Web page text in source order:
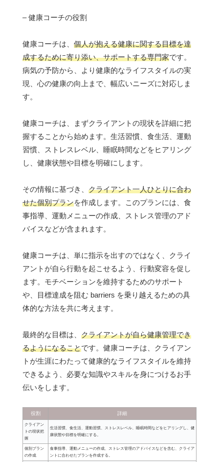
– 健康コーチの役割
健康コーチは、 個人が抱える健康に関する目標を達
成するために寄り添い、サポートする専門家です。
病気の予防から、より健康的なライフスタイルの実
現、心の健康の向上まで、幅広いニーズに対応しま
す。
健康コーチは、まずクライアントの現状を詳細に把
握することから始めます。生活習慣、食生活、運動
習慣、ストレスレベル、睡眠時間などをヒアリング
し、健康状態や目標を明確にします。
その情報に基づき、 クライアント一人ひとりに合わ
せた個別プランを作成します。このプランには、食
事指導、運動メニューの作成、ストレス管理のアド
バイスなどが含まれます。
健康コーチは、単に指示を出すのではなく、クライ
アントが自ら行動を起こせるよう、行動変容を促し
ます。モチベーションを維持するためのサポート
や、目標達成を阻む barriers を乗り越えるための具
体的な方法を共に考えます。
最終的な目標は、 クライアントが自ら健康管理でき
るようになることです。健康コーチは、クライアン
トが生涯にわたって健康的なライフスタイルを維持
できるよう、必要な知識やスキルを身につけるお手
伝いをします。
役割 詳細
クライアン
トの現状把
握
生活習慣、食生活、運動習慣、ストレスレベル、睡眠時間などをヒアリングし、健
康状態や目標を明確にする。
個別プラン
の作成
食事指導、運動メニューの作成、ストレス管理のアドバイスなどを含む、クライア
ントに合わせたプランを作成する。